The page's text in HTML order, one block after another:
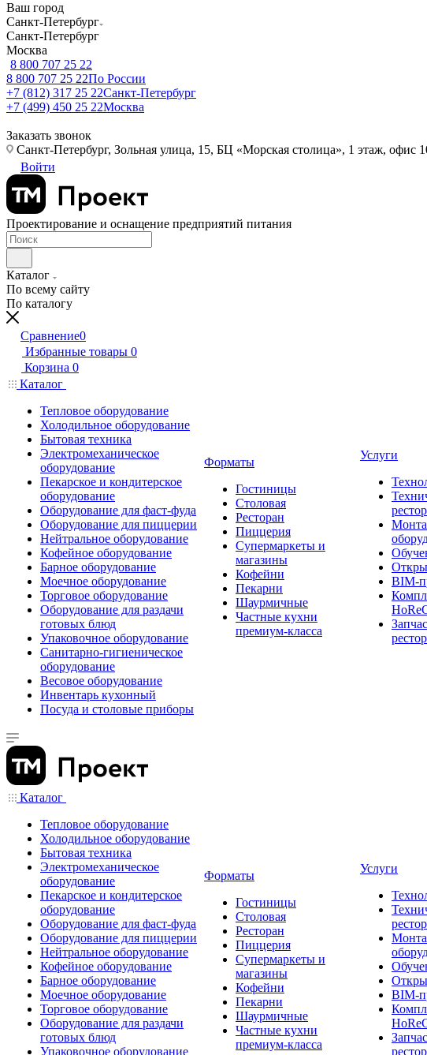
Ваш город
Санкт-Петербург
Санкт-Петербург
Москва
8 800 707 25 22
8 800 707 25 22По России
+7 (812) 317 25 22Санкт-Петербург
+7 (499) 450 25 22Москва
Заказать звонок
Санкт-Петербург, Зольная улица, 15, БЦ «Морская столица», 1 этаж, офис
Войти
Проектирование и оснащение предприятий питания
Каталог
По всему сайту
По каталогу
Сравнение0
Избранные товары 0
Корзина 0
Каталог
Тепловое оборудование
Холодильное оборудование
Бытовая техника
Электромеханическое
оборудование
Пекарское и кондитерское
оборудование
Оборудование для фаст-фуда
Оборудование для пиццерии
Нейтральное оборудование
Кофейное оборудование
Барное оборудование
Моечное оборудование
Торговое оборудование
Оборудование для раздачи
готовых блюд
Упаковочное оборудование
Санитарно-гигиеническое
оборудование
Весовое оборудование
Инвентарь кухонный
Посуда и столовые приборы
Форматы
Гостиницы
Столовая
Ресторан
Пиццерия
Супермаркеты и
магазины
Кофейни
Пекарни
Шаурмичные
Частные кухни
премиум-класса
Услуги
BIM-
Каталог
Тепловое оборудование
Холодильное оборудование
Бытовая техника
Электромеханическое
оборудование
Пекарское и кондитерское
оборудование
Оборудование для фаст-фуда
Оборудование для пиццерии
Нейтральное оборудование
Кофейное оборудование
Барное оборудование
Моечное оборудование
Торговое оборудование
Оборудование для раздачи
готовых блюд
Упаковочное оборудование
Форматы
Гостиницы
Столовая
Ресторан
Пиццерия
Супермаркеты и
магазины
Кофейни
Пекарни
Шаурмичные
Частные кухни
премиум-класса
Услуги
BIM-